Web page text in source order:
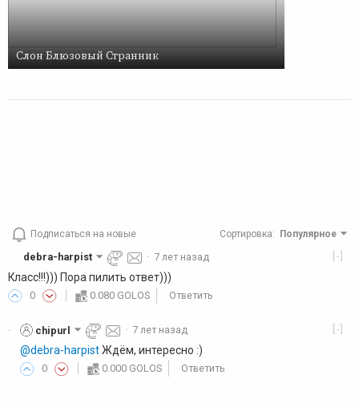
Слон Блюзовый Странник
Подписаться на новые Сортировка: Популярное
[-]
debra-harpist · 7 лет назад
Класс!!!))) Пора пилить ответ)))
0 0.080 GOLOS Ответить
· [-]
chipurl · 7 лет назад
@debra-harpistЖдём, интересно :)
0 0.000 GOLOS Ответить